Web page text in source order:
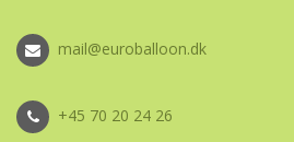
mail@euroballoon.dk
+45 70 20 24 26